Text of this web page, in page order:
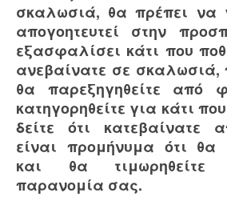
σκαλωσιά, θα πρέπει να
απογοητευτεί στην
εξασφαλίσει κάτι που
ανεβαίνατε σε σκαλωσιά,
θα παρεξηγηθείτε από
κατηγορηθείτε για κάτι
δείτε ότι κατεβαίνατε
είναι προμήνυμα ότι θα
και θα
παρανομία σας.